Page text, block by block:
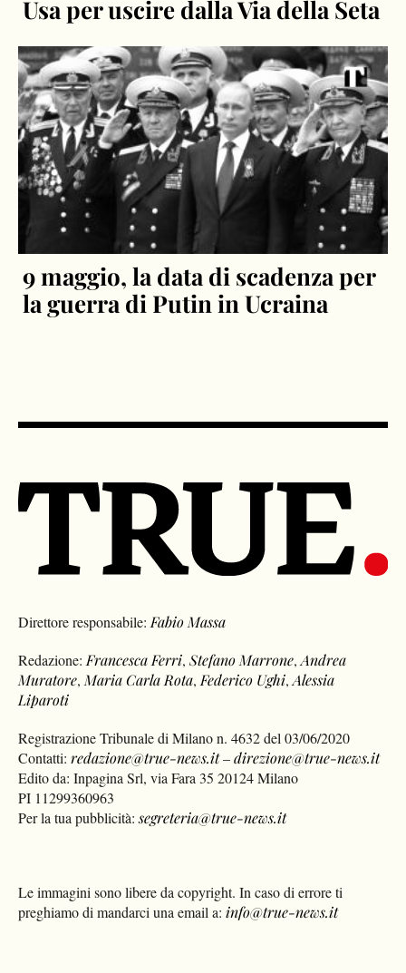
Usa per uscire dalla Via della Seta
9 maggio, la data di scadenza per
la guerra di Putin in Ucraina
Direttore responsabile: Fabio Massa
Redazione: Francesca Ferri,Stefano Marrone,Andrea
Muratore, Maria Carla Rota, Federico Ughi,Alessia
Liparoti
Registrazione Tribunale di Milano n. 4632 del 03/06/2020
Contatti:redazione@true-news.it–direzione@true-news.it
Edito da: Inpagina Srl, via Fara 35 20124 Milano
PI 11299360963
Per la tua pubblicità:segreteria@true-news.it
Le immagini sono libere da copyright. In caso di errore ti
preghiamo di mandarci una email a: info@true-news.it